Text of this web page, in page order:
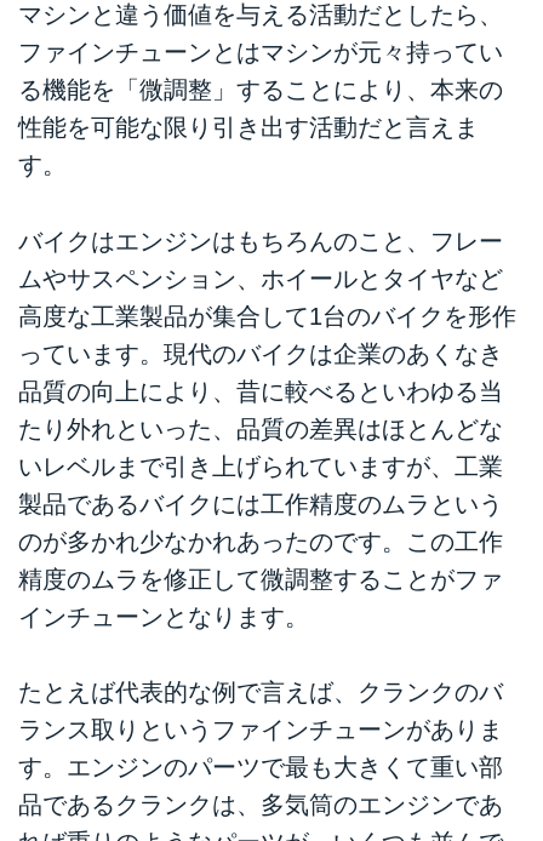
マシンと違う価値を与える活動だとしたら、
ファインチューンとはマシンが元々持ってい
る機能を「微調整」することにより、本来の
性能を可能な限り引き出す活動だと言えま
す。
バイクはエンジンはもちろんのこと、フレー
ムやサスペンション、ホイールとタイヤなど
高度な工業製品が集合して1台のバイクを形作
っています。現代のバイクは企業のあくなき
品質の向上により、昔に較べるといわゆる当
たり外れといった、品質の差異はほとんどな
いレベルまで引き上げられていますが、工業
製品であるバイクには工作精度のムラという
のが多かれ少なかれあったのです。この工作
精度のムラを修正して微調整することがファ
インチューンとなります。
たとえば代表的な例で言えば、クランクのバ
ランス取りというファインチューンがありま
す。エンジンのパーツで最も大きくて重い部
品であるクランクは、多気筒のエンジンであ